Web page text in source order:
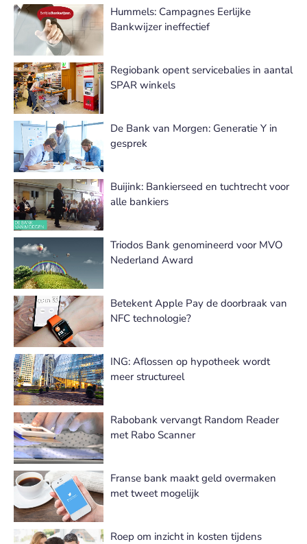
Hummels: Campagnes Eerlijke
Bankwijzer ineffectief
Regiobank opent servicebalies in aantal
SPAR winkels
De Bank van Morgen: Generatie Y in
gesprek
Buijink: Bankierseed en tuchtrecht voor
alle bankiers
Triodos Bank genomineerd voor MVO
Nederland Award
Betekent Apple Pay de doorbraak van
NFC technologie?
ING: Aflossen op hypotheek wordt
meer structureel
Rabobank vervangt Random Reader
met Rabo Scanner
Franse bank maakt geld overmaken
met tweet mogelijk
Roep om inzicht in kosten tijdens